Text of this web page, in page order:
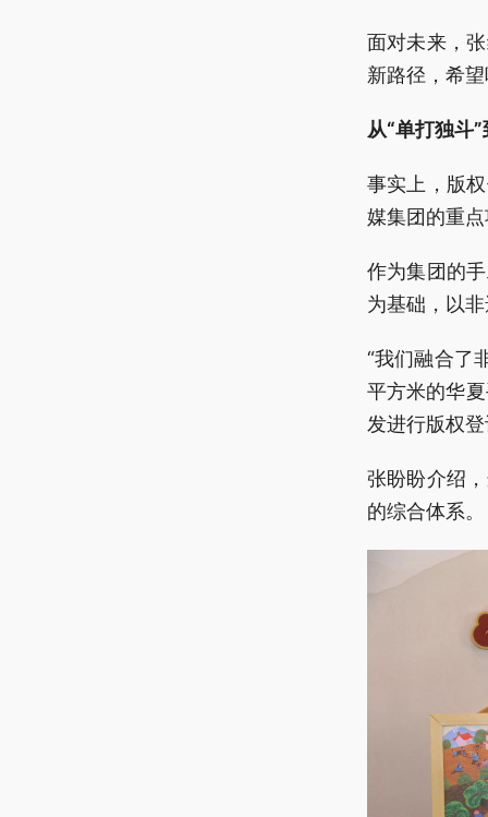
面对未来，
新路径，希
从“单打独斗
事实上，版
媒集团的重
作为集团的
为基础，以
“我们融合了
平方米的华
发进行版权
张盼盼介绍
的综合体系。